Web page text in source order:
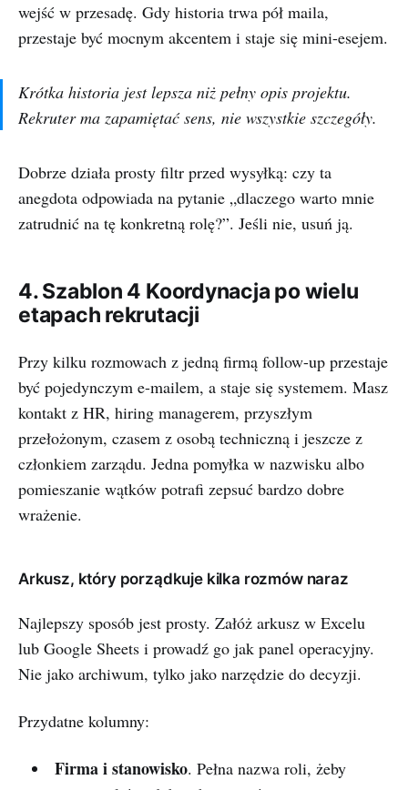
wejść w przesadę. Gdy historia trwa pół maila,
przestaje być mocnym akcentem i staje się mini-esejem.
Krótka historia jest lepsza niż pełny opis projektu.
Rekruter ma zapamiętać sens, nie wszystkie szczegóły.
Dobrze działa prosty filtr przed wysyłką: czy ta
anegdota odpowiada na pytanie „dlaczego warto mnie
zatrudnić na tę konkretną rolę?”. Jeśli nie, usuń ją.
4. Szablon 4 Koordynacja po wielu
etapach rekrutacji
Przy kilku rozmowach z jedną firmą follow-up przestaje
być pojedynczym e-mailem, a staje się systemem. Masz
kontakt z HR, hiring managerem, przyszłym
przełożonym, czasem z osobą techniczną i jeszcze z
członkiem zarządu. Jedna pomyłka w nazwisku albo
pomieszanie wątków potrafi zepsuć bardzo dobre
wrażenie.
Arkusz, który porządkuje kilka rozmów naraz
Najlepszy sposób jest prosty. Załóż arkusz w Excelu
lub Google Sheets i prowadź go jak panel operacyjny.
Nie jako archiwum, tylko jako narzędzie do decyzji.
Przydatne kolumny:
Firma i stanowisko. Pełna nazwa roli, żeby